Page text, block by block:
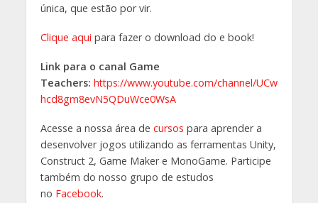
única, que estão por vir.
Clique aqui para fazer o download do e book!
Link para o canal Game
Teachers: https://www.youtube.com/channel/UCw
hcd8gm8evN5QDuWce0WsA
Acesse a nossa área de cursos para aprender a
desenvolver jogos utilizando as ferramentas Unity,
Construct 2, Game Maker e MonoGame. Participe
também do nosso grupo de estudos
no Facebook.